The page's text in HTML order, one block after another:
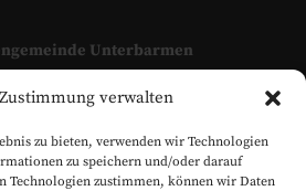
verwalten
zu bieten, verwenden wir Technologien
zu speichern und/oder darauf
Technologien zustimmen, können wir Daten
Unterbarmen
unserer Kirchengemeinde
in-unterbarmen.de